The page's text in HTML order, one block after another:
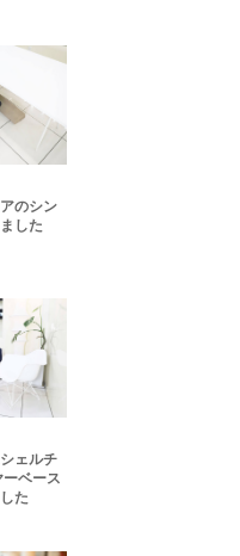
のシン
した
ェルチ
ーベース
た